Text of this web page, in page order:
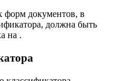
форм документов, в
должна быть
на .